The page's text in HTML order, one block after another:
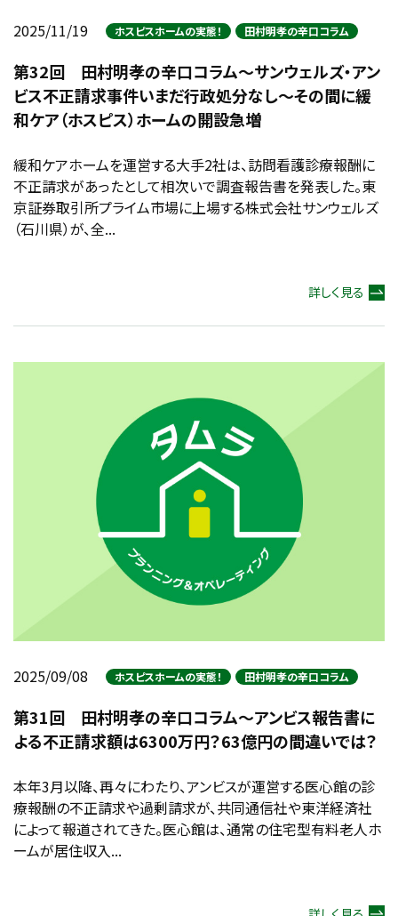
2025/11/19 ホスピスホームの実態！ 田村明孝の辛口コラム
第32回 田村明孝の辛口コラム～サンウェルズ・アン
ビス不正請求事件いまだ行政処分なし～その間に緩
和ケア（ホスピス）ホームの開設急増
緩和ケアホームを運営する大手2社は、訪問看護診療報酬に
不正請求があったとして相次いで調査報告書を発表した。東
京証券取引所プライム市場に上場する株式会社サンウェルズ
（石川県）が、全...
詳しく見る
2025/09/08 ホスピスホームの実態！ 田村明孝の辛口コラム
第31回 田村明孝の辛口コラム～アンビス報告書に
よる不正請求額は6300万円？63億円の間違いでは？
本年3月以降、再々にわたり、アンビスが運営する医心館の診
療報酬の不正請求や過剰請求が、共同通信社や東洋経済社
によって報道されてきた。医心館は、通常の住宅型有料老人ホ
ームが居住収入...